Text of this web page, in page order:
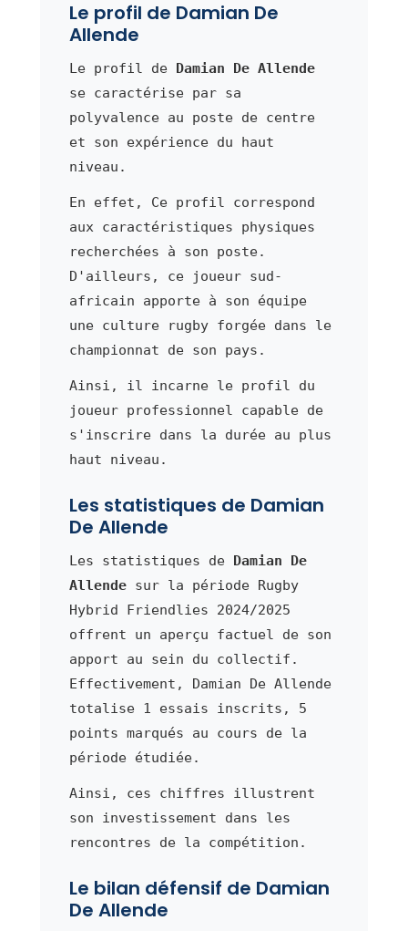
Le profil de Damian De
Allende
Le profil de Damian De Allende
se caractérise par sa
polyvalence au poste de centre
et son expérience du haut
niveau.
En effet, Ce profil correspond
aux caractéristiques physiques
recherchées à son poste.
D'ailleurs, ce joueur sud-
africain apporte à son équipe
une culture rugby forgée dans le
championnat de son pays.
Ainsi, il incarne le profil du
joueur professionnel capable de
s'inscrire dans la durée au plus
haut niveau.
Les statistiques de Damian
De Allende
Les statistiques de Damian De
Allendesur la période Rugby
Hybrid Friendlies 2024/2025
offrent un aperçu factuel de son
apport au sein du collectif.
Effectivement, Damian De Allende
totalise 1 essais inscrits, 5
points marqués au cours de la
période étudiée.
Ainsi, ces chiffres illustrent
son investissement dans les
rencontres de la compétition.
Le bilan défensif de Damian
De Allende